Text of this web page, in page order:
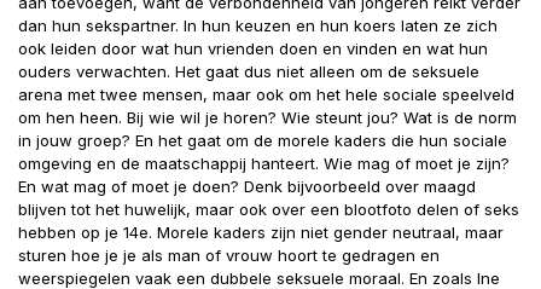
dan hun sekspartner. In hun keuzen en hun koers laten ze zich
ook leiden door wat hun vrienden doen en vinden en wat hun
ouders verwachten. Het gaat dus niet alleen om de seksuele
arena met twee mensen, maar ook om het hele sociale speelveld
om hen heen. Bij wie wil je horen? Wie steunt jou? Wat is de norm
in jouw groep? En het gaat om de morele kaders die hun sociale
omgeving en de maatschappij hanteert. Wie mag of moet je zijn?
En wat mag of moet je doen? Denk bijvoorbeeld over maagd
blijven tot het huwelijk, maar ook over een blootfoto delen of seks
hebben op je 14e. Morele kaders zijn niet gender neutraal, maar
sturen hoe je je als man of vrouw hoort te gedragen en
weerspiegelen vaak een dubbele seksuele moraal. En zoals Ine